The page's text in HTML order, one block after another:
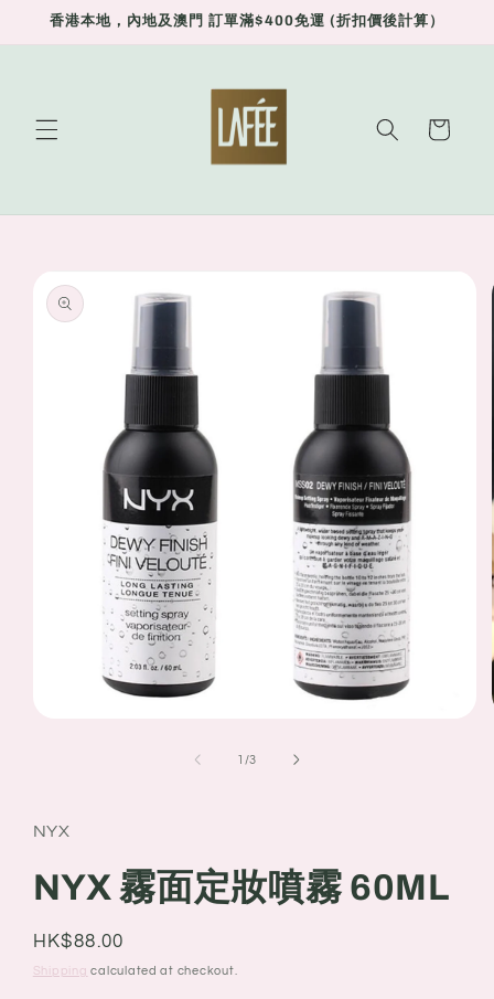
Skip to
香港本地，內地及澳門 訂單滿$400免運 (折扣價後計算）
Cart
product
information
1 /of
3
NYX
NYX 霧面定妝噴霧 60ML
Regular
price
HK$88.00
Shipping calculated at checkout.